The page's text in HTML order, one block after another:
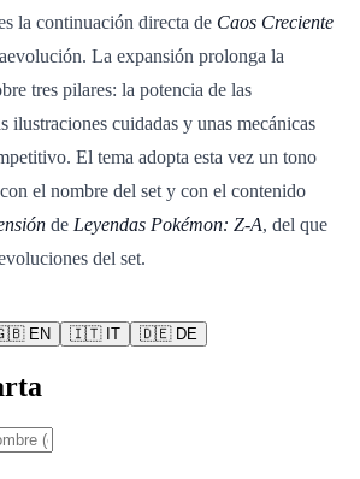
la continuación directa de Caos Creciente
La expansión prolonga la
tres pilares: la potencia de las
ilustraciones cuidadas y unas mecánicas
El tema adopta esta vez un tono
el nombre del set y con el contenido
de Leyendas Pokémon: Z-A, del que
del set.
EN 🇮🇹IT 🇩🇪DE